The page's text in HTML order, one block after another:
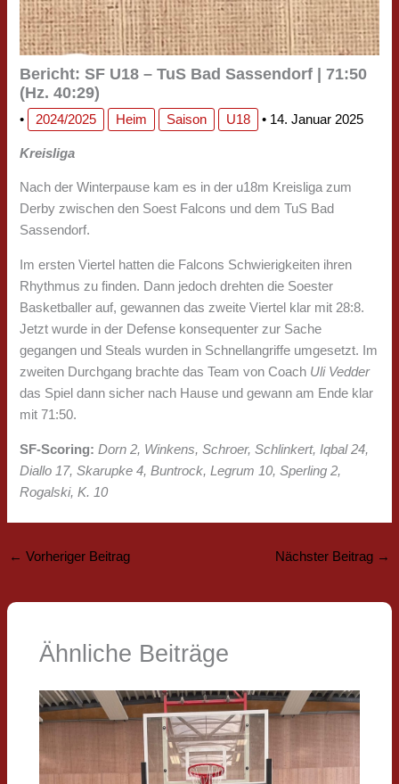
Bericht: SF U18 – TuS Bad Sassendorf | 71:50
(Hz. 40:29)
• 2024/2025 Heim Saison U18 • 14. Januar 2025
Kreisliga
Nach der Winterpause kam es in der u18m Kreisliga zum
Derby zwischen den Soest Falcons und dem TuS Bad
Sassendorf.
Im ersten Viertel hatten die Falcons Schwierigkeiten ihren
Rhythmus zu finden. Dann jedoch drehten die Soester
Basketballer auf, gewannen das zweite Viertel klar mit 28:8.
Jetzt wurde in der Defense konsequenter zur Sache
gegangen und Steals wurden in Schnellangriffe umgesetzt. Im
zweiten Durchgang brachte das Team von Coach Uli Vedder
das Spiel dann sicher nach Hause und gewann am Ende klar
mit 71:50.
SF-Scoring: Dorn 2, Winkens, Schroer, Schlinkert, Iqbal 24,
Diallo 17, Skarupke 4, Buntrock, Legrum 10, Sperling 2,
Rogalski, K. 10
← Vorheriger Beitrag Nächster Beitrag →
Ähnliche Beiträge